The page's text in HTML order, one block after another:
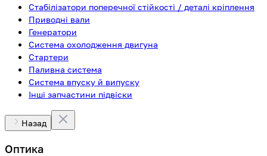
Стабілізатори поперечної стійкості / деталі кріплення
Приводні вали
Генератори
Система охолодження двигуна
Стартери
Паливна система
Система впуску й випуску
Інші запчастини підвіски
Назад
Оптика